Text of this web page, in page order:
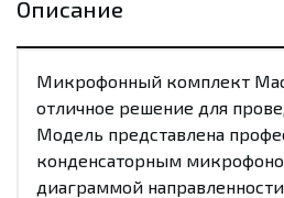
Описание
Микрофонный комплект
отличное решение для
Модель представлена
конденсаторным
диаграммой